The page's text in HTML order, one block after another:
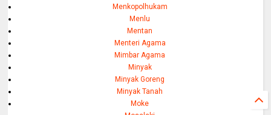
Menkopolhukam
Menlu
Mentan
Menteri Agama
Mimbar Agama
Minyak
Minyak Goreng
Minyak Tanah
Moke